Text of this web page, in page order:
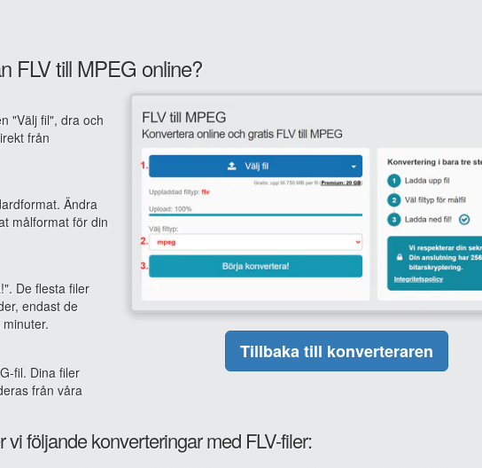
FLV till MPEG online?
"Välj fil", dra och
från
Ändra
målformat för din
De flesta filer
endast de
fil. Dina filer
från våra
Tillbaka till konverteraren
vi följande konverteringar med FLV-filer: